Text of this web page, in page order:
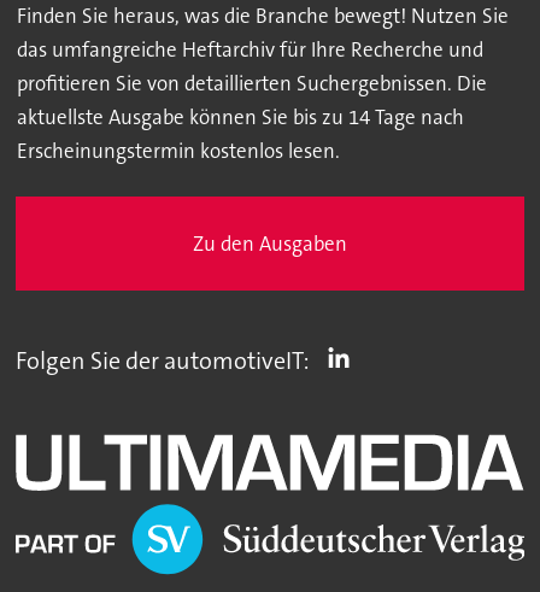
Finden Sie heraus, was die Branche bewegt! Nutzen Sie
das umfangreiche Heftarchiv für Ihre Recherche und
profitieren Sie von detaillierten Suchergebnissen. Die
aktuellste Ausgabe können Sie bis zu 14 Tage nach
Erscheinungstermin kostenlos lesen.
Zu den Ausgaben
Folgen Sie der automotiveIT: